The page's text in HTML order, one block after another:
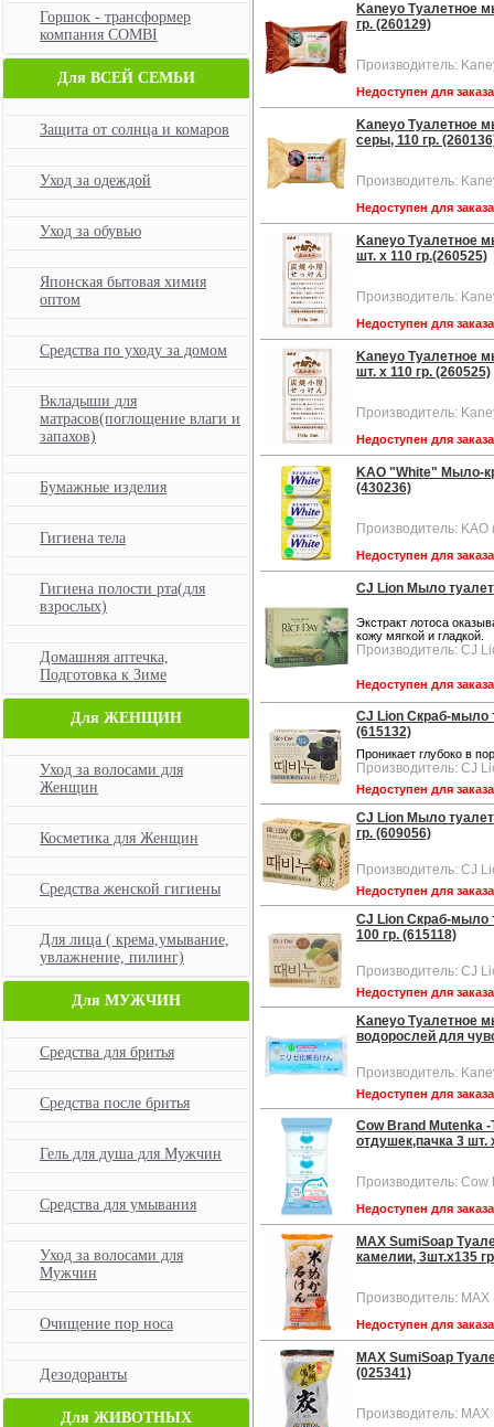
Горшок - трансформер
компания COMBI
Для ВСЕЙ СЕМЬИ
Защита от солнца и комаров
Уход за одеждой
Уход за обувью
Японская бытовая химия
оптом
Средства по уходу за домом
Вкладыши для
матрасов(поглощение влаги и
запахов)
Бумажные изделия
Гигиена тела
Гигиена полости рта(для
взрослых)
Домашняя аптечка,
Подготовка к Зиме
Для ЖЕНЩИН
Уход за волосами для
Женщин
Косметика для Женщин
Средства женской гигиены
Для лица ( крема,умывание,
увлажнение, пилинг)
Для МУЖЧИН
Средства для бритья
Средства после бритья
Гель для душа для Мужчин
Средства для умывания
Уход за волосами для
Мужчин
Очищение пор носа
Дезодоранты
Для ЖИВОТНЫХ
Kaneyo Туалетное
гр. (260129)
Производитель:
Недоступен для
Kaneyo Туалетное
серы, 110 гр.
Производитель:
Недоступен для
Kaneyo Туалетное
шт. х 110 гр.(260525)
Производитель:
Недоступен для
Kaneyo Туалетное
шт. х 110 гр. (260525)
Производитель:
Недоступен для
KAO "White" Мыло-
(430236)
Производитель:
Недоступен для
CJ Lion Мыло
Экстракт лотоса
кожу мягкой и гладкой.
Производитель: CJ
Недоступен для
CJ Lion Скраб-мыло
(615132)
Проникает глубоко в
Производитель: CJ
Недоступен для
CJ Lion Мыло
гр. (609056)
Производитель: CJ
Недоступен для
CJ Lion Скраб-мыло
100 гр. (615118)
Производитель: CJ
Недоступен для
Kaneyo Туалетное
водорослей для
Производитель:
Недоступен для
Cow Brand Mutenka
отдушек,пачка 3 шт.
Производитель:
Недоступен для
MAX SumiSoap
камелии, 3шт.х135
Производитель:
Недоступен для
MAX SumiSoap
(025341)
Производитель: